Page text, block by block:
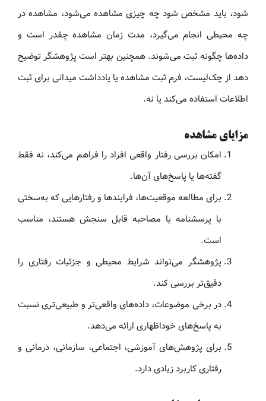
شود، باید مشخص شود چه چیزی مشاهده می‌شود، مشاهده در
چه محیطی انجام می‌گیرد، مدت زمان مشاهده چقدر است و
داده‌ها چگونه ثبت می‌شوند. همچنین بهتر است پژوهشگر توضیح
دهد از چک‌لیست، فرم ثبت مشاهده یا یادداشت میدانی برای ثبت
اطلاعات استفاده می‌کند یا نه.
مزایای مشاهده
امکان بررسی رفتار واقعی افراد را فراهم می‌کند، نه فقط
گفته‌ها یا پاسخ‌های آن‌ها.
برای مطالعه موقعیت‌ها، فرایندها و رفتارهایی که به‌سختی
با پرسشنامه یا مصاحبه قابل سنجش هستند، مناسب
است.
پژوهشگر می‌تواند شرایط محیطی و جزئیات رفتاری را
دقیق‌تر بررسی کند.
در برخی موضوعات، داده‌های واقعی‌تر و طبیعی‌تری نسبت
به پاسخ‌های خوداظهاری ارائه می‌دهد.
برای پژوهش‌های آموزشی، اجتماعی، سازمانی، درمانی و
رفتاری کاربرد زیادی دارد.